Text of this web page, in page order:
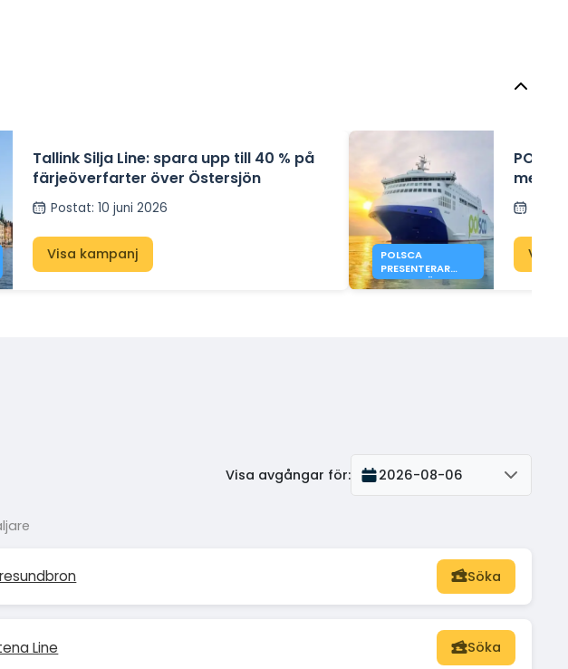
Tallink Silja Line: spara upp till 40 % på
färjeöverfarter över Östersjön
Postat:10 juni 2026
Visa kampanj
POLSCA
PRESENTERAR
PLANER FÖR
mellan
för
Visa
Visa avgångar för: 2026-08-06
Söka
Line Söka